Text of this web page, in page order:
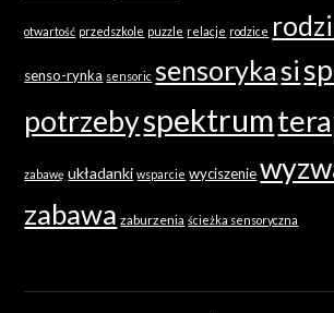
otwartość przedszkole puzzle relacje rodzice
senso-rynka sensoric sensorykasi
potrzebyspektrum
zabawę układanki wsparcie wyciszenie
zabawa zaburzenia ścieżka sensoryczna